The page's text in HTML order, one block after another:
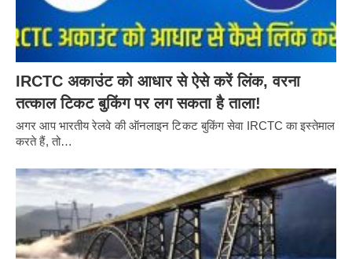
IRCTC अकाउंट को आधार से ऐसे करें लिंक, वरना
तत्काल टिकट बुकिंग पर लग सकता है ताला!
अगर आप भारतीय रेलवे की ऑनलाइन टिकट बुकिंग सेवा IRCTC का इस्तेमाल
करते हैं, तो…